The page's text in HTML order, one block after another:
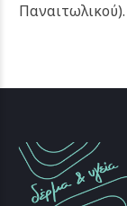
Παναιτωλικού).